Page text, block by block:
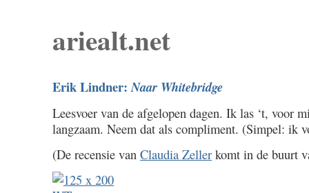
ariealt.net
Erik Lindner:Naar Whitebridge
Leesvoer van de afgelopen dagen. Ik las ‘t, voor
langzaam. Neem dat als compliment. (Simpel: ik
(De recensie van Claudia Zeller komt in de buurt